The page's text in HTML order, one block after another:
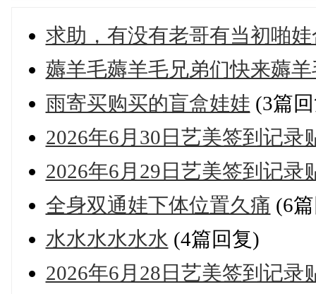
求助，有没有老哥有当初啪
薅羊毛薅羊毛兄弟们快来薅羊
雨寄买购买的盲盒娃娃 (3篇
2026年6月30日艺美签到记录
2026年6月29日艺美签到记录
全身双通娃下体位置久痛 (6
水水水水水水 (4篇回复)
2026年6月28日艺美签到记录